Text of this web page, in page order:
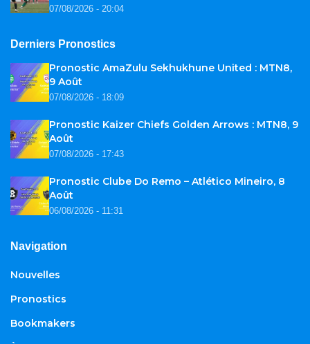
07/08/2026 - 20:04
Derniers Pronostics
Pronostic AmaZulu Sekhukhune United : MTN8,
9 Août
07/08/2026 - 18:09
Pronostic Kaizer Chiefs Golden Arrows : MTN8, 9
Août
07/08/2026 - 17:43
Pronostic Clube Do Remo – Atlético Mineiro, 8
Août
06/08/2026 - 11:31
Navigation
Nouvelles
Pronostics
Bookmakers